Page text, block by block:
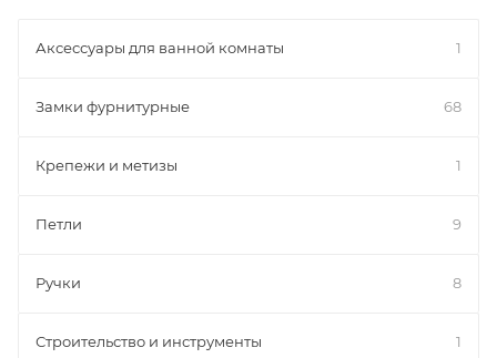
Аксессуары для ванной комнаты 1
Замки фурнитурные 68
Крепежи и метизы 1
Петли 9
Ручки 8
Строительство и инструменты 1